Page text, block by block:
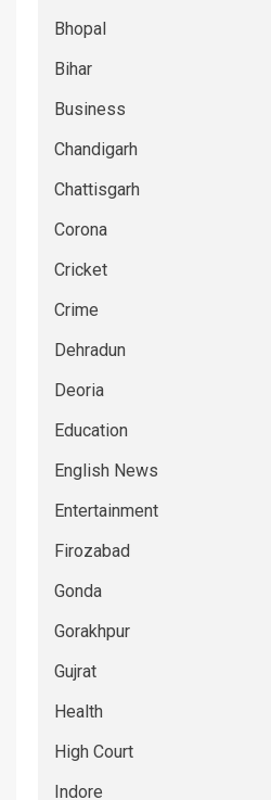
Bhopal
Bihar
Business
Chandigarh
Chattisgarh
Corona
Cricket
Crime
Dehradun
Deoria
Education
English News
Entertainment
Firozabad
Gonda
Gorakhpur
Gujrat
Health
High Court
Indore